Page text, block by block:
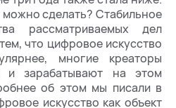
сделать? Стабильное
рассматриваемых дел
что цифровое искусство
многие креаторы
и зарабатывают на этом
об этом мы писали в
искусство как объект